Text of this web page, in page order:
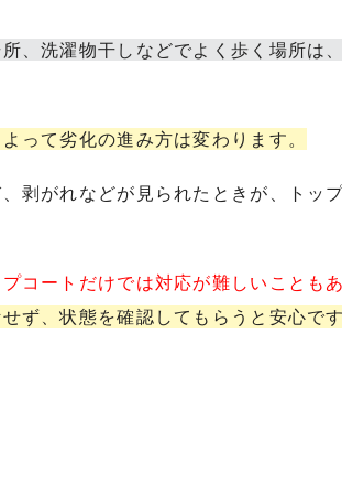
、洗濯物干しなどでよく歩く場所は
って劣化の進み方は変わります。
剥がれなどが見られたときが、トッ
コートだけでは対応が難しいことも
ず、状態を確認してもらうと安心で